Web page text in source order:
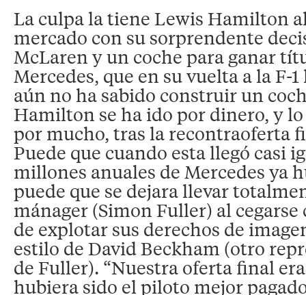
La culpa la tiene Lewis Hamilton
mercado con su sorprendente
McLaren y un coche para ganar
Mercedes, que en su vuelta a la F-
aún no ha sabido construir un
Hamilton se ha ido por dinero, y
por mucho, tras la recontraoferta
Puede que cuando esta llegó casi
millones anuales de Mercedes ya
puede que se dejara llevar
mánager (Simon Fuller) al
de explotar sus derechos de
estilo de David Beckham (otro
de Fuller). “Nuestra oferta final
hubiera sido el piloto mejor